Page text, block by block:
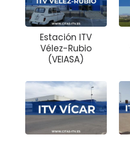
Estación ITV
Vélez-Rubio
(VEIASA)